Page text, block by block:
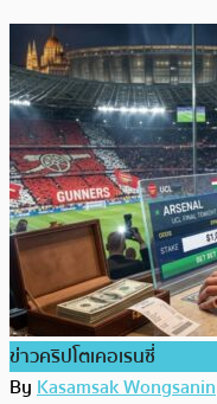
ข่าวคริปโตเคอเรนซี่
ByKasamsak Wongsanin